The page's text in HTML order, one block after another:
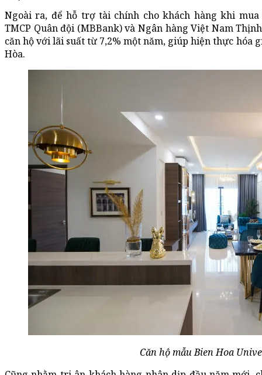
Ngoài ra, để hỗ trợ tài chính cho khách hàng khi mua
TMCP Quân đội (MBBank) và Ngân hàng Việt Nam
căn hộ với lãi suất từ 7,2% một năm, giúp hiện thực hóa
Hòa.
Căn hộ mẫu Bien Hoa